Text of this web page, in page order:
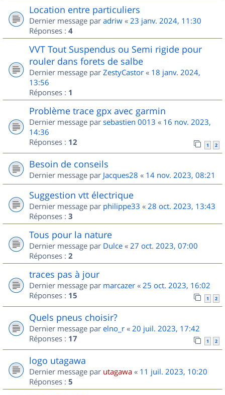
Location entre particuliers
Dernier message par adriw « 23 janv. 2024, 11:30
Réponses : 4
VVT Tout Suspendus ou Semi rigide pour
rouler dans forets de salbe
Dernier message par ZestyCastor « 18 janv. 2024,
13:56
Réponses : 1
Problème trace gpx avec garmin
Dernier message par sebastien 0013 « 16 nov. 2023,
14:36
Réponses : 12 1 2
Besoin de conseils
Dernier message par Jacques28 « 14 nov. 2023, 08:21
Suggestion vtt électrique
Dernier message par philippe33 « 28 oct. 2023, 13:43
Réponses : 3
Tous pour la nature
Dernier message par Dulce « 27 oct. 2023, 07:00
Réponses : 2
traces pas à jour
Dernier message par marcazer « 25 oct. 2023, 16:02
Réponses : 15 1 2
Quels pneus choisir?
Dernier message par elno_r « 20 juil. 2023, 17:42
Réponses : 17 1 2
logo utagawa
Dernier message par utagawa « 11 juil. 2023, 10:20
Réponses : 5